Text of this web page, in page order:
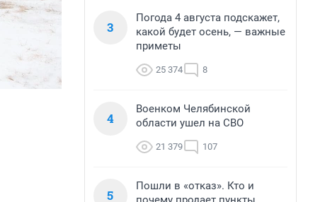
3
Погода 4 августа подскажет,
какой будет осень, — важные
приметы
25 374 8
4
Военком Челябинской
области ушел на СВО
21 379 107
5
Пошли в «отказ». Кто и